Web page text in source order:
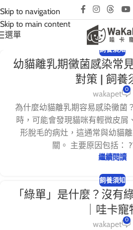
Skip to navigation
Skip to main content
互動請先預約｜以免撲空、
選單
飼養須知
幼貓離乳期黴菌感染常
對策 | 飼養
wakapet 0
為什麼幼貓離乳期容易感染黴菌
時，可能會發現貓咪有輕微皮屑
形脫毛的病灶，這通常與幼貓
關。 主要原因包括：
繼續閱讀
飼養須知
「綠單」是什麼？沒有
｜哇卡寵
wakapet 0